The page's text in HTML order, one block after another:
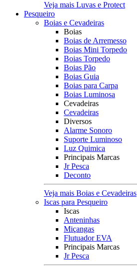
Veja mais Luvas e Protect
Pesqueiro
Boias e Cevadeiras
Boias
Boias de Arremesso
Boias Mini Torpedo
Boias Torpedo
Boias Pão
Boias Guia
Boias para Carpa
Boias Luminosa
Cevadeiras
Cevadeiras
Diversos
Alarme Sonoro
Suporte Luminoso
Luz Quimica
Principais Marcas
Jr Pesca
Deconto
Veja mais Boias e Cevadeiras
Iscas para Pesqueiro
Iscas
Anteninhas
Miçangas
Flutuador EVA
Principais Marcas
Jr Pesca